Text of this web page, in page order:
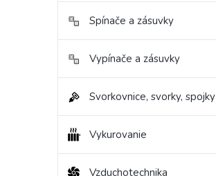
Spínače a zásuvky
Vypínače a zásuvky
Svorkovnice, svorky, spojky
Vykurovanie
Vzduchotechnika